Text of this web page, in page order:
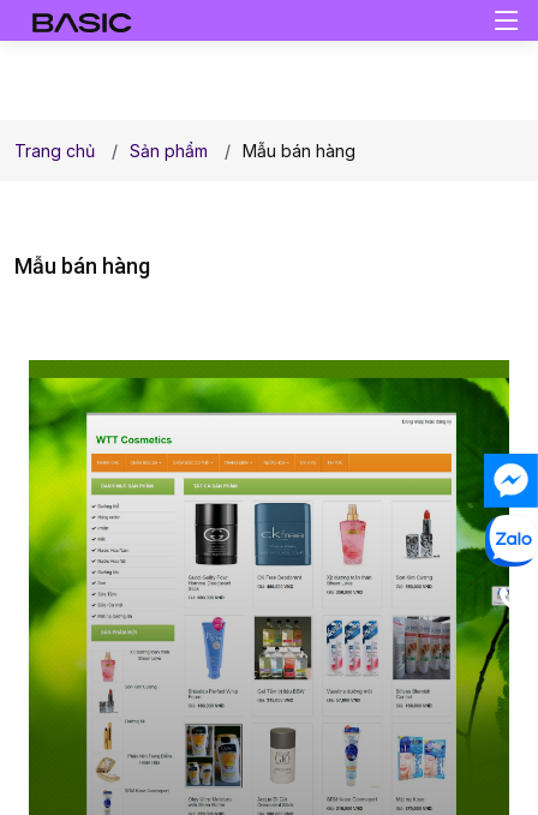
Trang chủ Sản phẩm Mẫu bán hàng
Mẫu bán hàng